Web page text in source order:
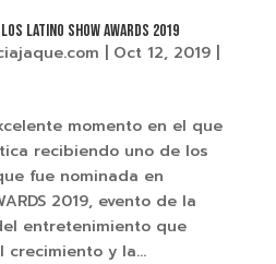
LATINO SHOW AWARDS 2019
Oct 12, 2019|
momento en el que
recibiendo uno de los
fue nominada en
2019, evento de la
entretenimiento que
crecimiento y la...